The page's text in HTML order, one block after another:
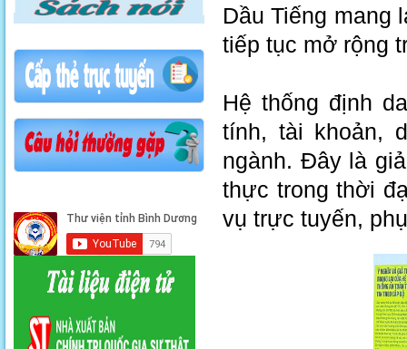
Dầu Tiếng mang
tiếp tục mở rộng
Hệ thống định
tính, tài khoản,
ngành. Đây là
thực trong thời
vụ trực tuyến,